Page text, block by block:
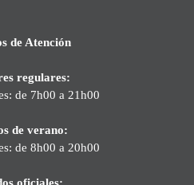
de Atención
regulares:
de 7h00 a 21h00
de verano:
de 8h00 a 20h00
oficiales: